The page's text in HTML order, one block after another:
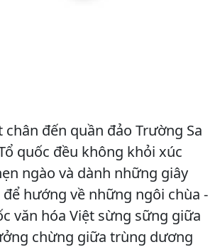
đến quần đảo Trường Sa
quốc đều không khỏi xúc
ngào và dành những giây
hướng về những ngôi chùa -
văn hóa Việt sừng sững giữa
chừng giữa trùng dương